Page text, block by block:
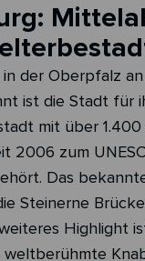
der Oberpfalz
ist die Stadt für
mit über 1.400
2006 zum
Das
Steinerne
Highlight
weltberühmte